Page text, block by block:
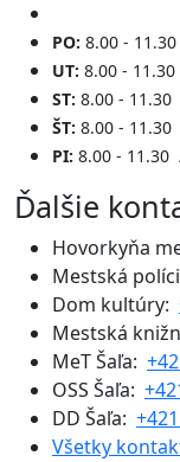
PO: 8.00 -
UT: 8.00 -
ST: 8.00 -
ŠT: 8.00 -
PI: 8.00 - 11.30
Ďalšie
Hovorkyňa
Mestská
Dom kultúry:
Mestská
MeT Šaľa:
OSS Šaľa:
DD Šaľa:
Všetky